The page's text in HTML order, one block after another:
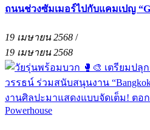
ถนนช่วงซัมเมอร์ไปกับแคมเปญ
19 เมษายน 2568 /
19 เมษายน 2568